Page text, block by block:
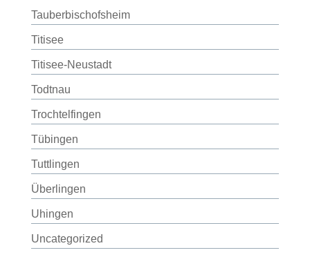
Tauberbischofsheim
Titisee
Titisee-Neustadt
Todtnau
Trochtelfingen
Tübingen
Tuttlingen
Überlingen
Uhingen
Uncategorized